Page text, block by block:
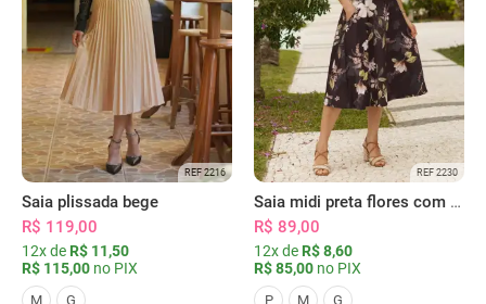
REF 2216
Saia plissada bege
R$ 119,00
12x de R$ 11,50
R$ 115,00 no PIX
M G
REF 2230
Saia midi preta flores com bolsos
R$ 89,00
12x de R$ 8,60
R$ 85,00 no PIX
P M G